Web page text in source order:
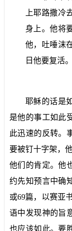
上耶路撒冷
身上。他将
他，吐唾沫
日他要复活
耶稣的话是
是他的事工如此
此迅速的反转。
要被钉十字架，
他们的肯定。他
约先知预言中确
或69篇，以赛亚
语中发现神的旨
也应该如此。要